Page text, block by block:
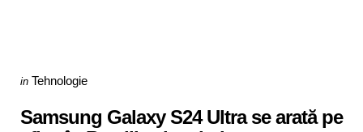
Categories
Posted
in Tehnologie
Samsung Galaxy S24 Ultra se arată pe